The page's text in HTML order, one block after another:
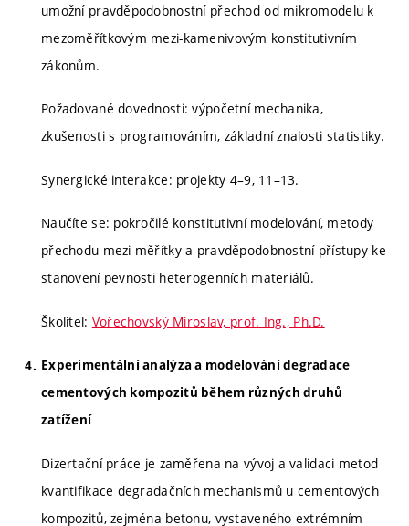
umožní pravděpodobnostní přechod od mikromodelu k
mezoměřítkovým mezi-kamenivovým konstitutivním
zákonům.
Požadované dovednosti: výpočetní mechanika,
zkušenosti s programováním, základní znalosti statistiky.
Synergické interakce: projekty 4–9, 11–13.
Naučíte se: pokročilé konstitutivní modelování, metody
přechodu mezi měřítky a pravděpodobnostní přístupy ke
stanovení pevnosti heterogenních materiálů.
Školitel: Vořechovský Miroslav, prof. Ing., Ph.D.
Experimentální analýza a modelování degradace
cementových kompozitů během různých druhů
zatížení
Dizertační práce je zaměřena na vývoj a validaci metod
kvantifikace degradačních mechanismů u cementových
kompozitů, zejména betonu, vystaveného extrémním